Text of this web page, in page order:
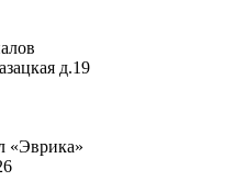
д.19
«Эврика»